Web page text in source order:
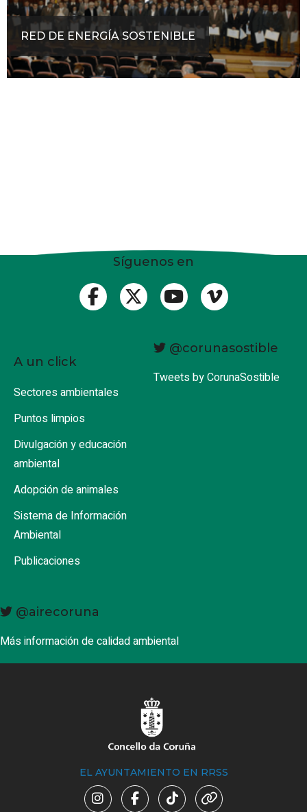
RED DE ENERGÍA SOSTENIBLE
Síguenos en
A un click
Sectores ambientales
Puntos limpios
Divulgación y educación
ambiental
Adopción de animales
Sistema de Información
Ambiental
Publicaciones
@corunasostible
Tweets by CorunaSostible
@airecoruna
Más información de calidad ambiental
EL AYUNTAMIENTO EN RRSS